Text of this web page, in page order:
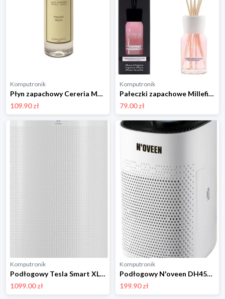
Komputronik
Płyn zapachowy Cereria Molla Moroccan Cedar 200 ml
109.90 zł
Komputronik
Pałeczki zapachowe Millefiori Milano Magnolia Blossom & Wood 100ml Pałeczki
79.00 zł
Komputronik
Podłogowy Tesla Smart XL TSL-AC-VIRGO biały
1099.00 zł
Komputronik
Podłogowy N'oveen DH450 biały N'OVEEN
199.90 zł